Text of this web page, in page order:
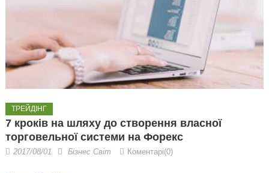
ТРЕЙДІНГ
7 кроків на шляху до створення власної
торговельної системи на Форекс
2017/08/01 Бізнес Світ Коментарі(0)